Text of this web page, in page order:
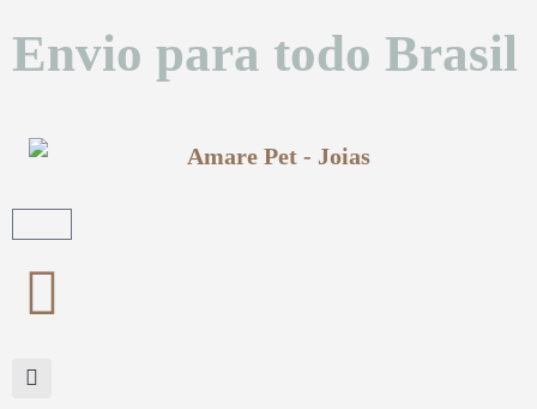
Envio para todo Brasil